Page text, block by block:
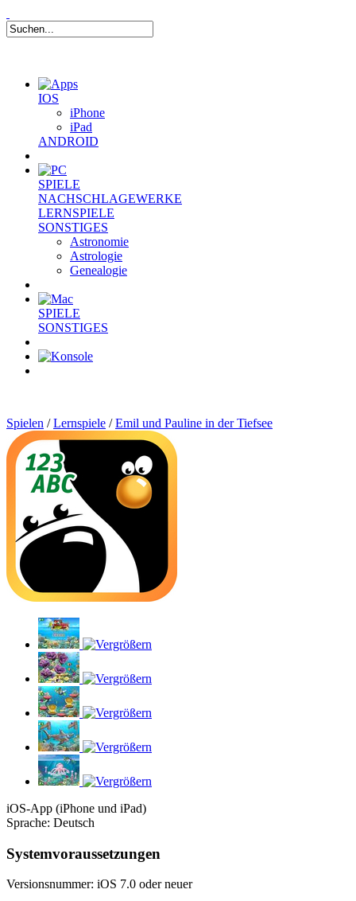
IOS
iPhone
iPad
ANDROID
SPIELE
NACHSCHLAGEWERKE
LERNSPIELE
SONSTIGES
Astronomie
Astrologie
Genealogie
SPIELE
SONSTIGES
Spielen /Lernspiele /Emil und Pauline in der Tiefsee
iOS-App (iPhone und iPad)
Sprache: Deutsch
Systemvoraussetzungen
Versionsnummer: iOS 7.0 oder neuer